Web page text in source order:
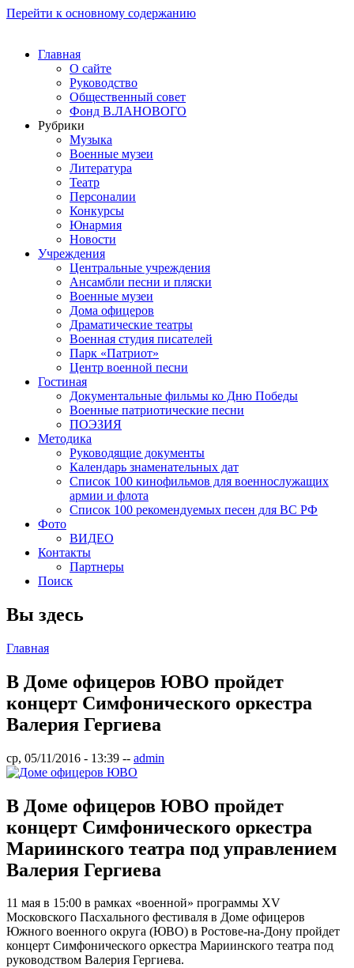
Перейти к основному содержанию
Главная
О сайте
Руководство
Общественный совет
Фонд В.ЛАНОВОГО
Рубрики
Музыка
Военные музеи
Литература
Театр
Персоналии
Конкурсы
Юнармия
Новости
Учреждения
Центральные учреждения
Ансамбли песни и пляски
Военные музеи
Дома офицеров
Драматические театры
Военная студия писателей
Парк «Патриот»
Центр военной песни
Гостиная
Документальные фильмы ко Дню Победы
Военные патриотические песни
ПОЭЗИЯ
Методика
Руководящие документы
Календарь знаменательных дат
Список 100 кинофильмов для военнослужащих
армии и флота
Список 100 рекомендуемых песен для ВС РФ
Фото
ВИДЕО
Контакты
Партнеры
Поиск
Вы здесь
Главная
В Доме офицеров ЮВО пройдет
концерт Симфонического оркестра
Валерия Гергиева
ср, 05/11/2016 - 13:39 -- admin
В Доме офицеров ЮВО пройдет
концерт Симфонического оркестра
Мариинского театра под управлением
Валерия Гергиева
11 мая в 15:00 в рамках «военной» программы XV
Московского Пасхального фестиваля в Доме офицеров
Южного военного округа (ЮВО) в Ростове-на-Дону пройдет
концерт Симфонического оркестра Мариинского театра под
руководством Валерия Гергиева.